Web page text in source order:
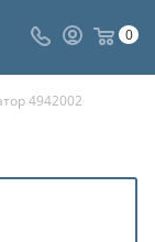
0
4942002